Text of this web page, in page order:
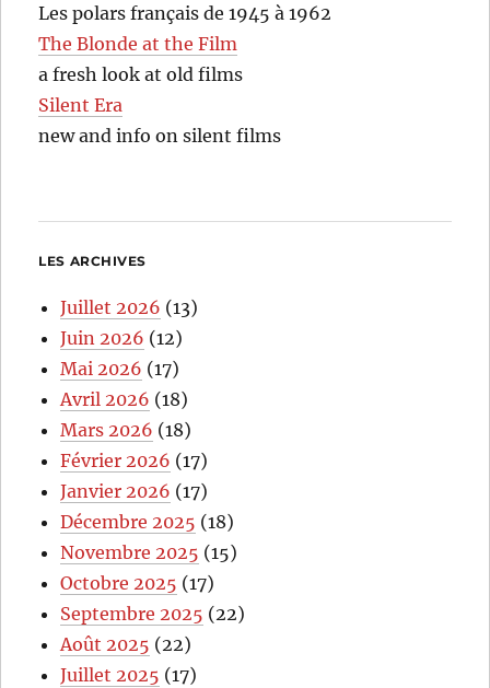
Les polars français de 1945 à 1962
The Blonde at the Film
a fresh look at old films
Silent Era
new and info on silent films
LES ARCHIVES
Juillet 2026 (13)
Juin 2026 (12)
Mai 2026 (17)
Avril 2026 (18)
Mars 2026 (18)
Février 2026 (17)
Janvier 2026 (17)
Décembre 2025 (18)
Novembre 2025 (15)
Octobre 2025 (17)
Septembre 2025 (22)
Août 2025 (22)
Juillet 2025 (17)